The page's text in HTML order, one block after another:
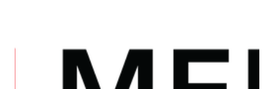
kemudian istri hamil. Setahun kemudian pasangan suami
istri telah menjadi orang tua. Beberapa tahun kemudian,
anak kedua, ketiga dan seterusnya lahir. Jawaban-jawaban